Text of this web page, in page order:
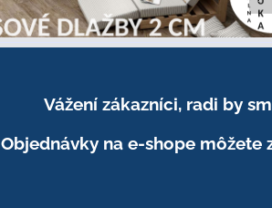
Vážení zákazníci, radi by
Objednávky na e-shope môžete